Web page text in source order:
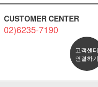
CUSTOMER CENTER
02)6235-7190
고객센터
연결하기